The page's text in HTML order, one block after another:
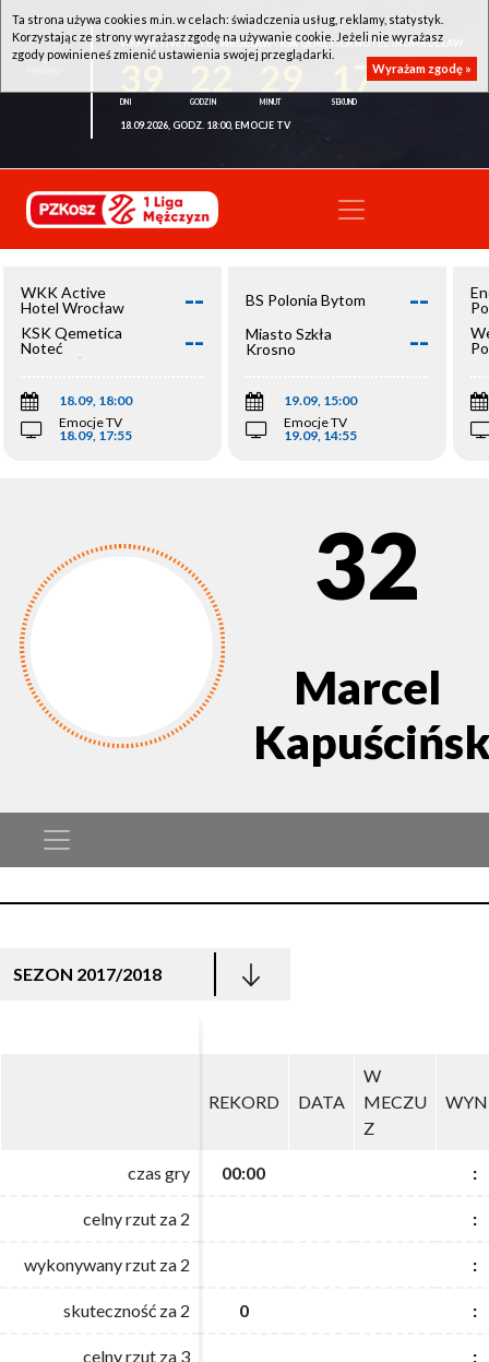
WKK ACTIVE HOTEL WROCŁAW - KSK QEMETICA NOTEĆ INOWROCŁAW
16
18.09.2026, GODZ. 18:00, EMOCJE TV
WKK Active
Hotel Wrocław
--
KSK Qemetica
Noteć
Inowrocław
--
18.09, 18:00
Emocje TV
18.09, 17:55
BS Polonia Bytom --
Miasto Szkła
Krosno
--
19.09, 15:00
Emocje TV
19.09, 14:55
32
Marcel
SEZON 2017/2018
REKORD DATA
W
MECZU
Z
czas gry 00:00 :
celny rzut za 2 :
wykonywany rzut za 2 :
skuteczność za 2 0 :
celny rzut za 3 :
REKORD DATA
W
MECZU
Z
czas gry 00:00 :
celny rzut za 2 :
wykonywany rzut za 2 :
skuteczność za 2 0 :
celny rzut za 3 :
Ta strona używa cookies m.in. w celach: świadczenia usług, reklamy, statystyk.
Korzystając ze strony wyrażasz zgodę na używanie cookie. Jeżeli nie wyrażasz
zgody powinieneś zmienić ustawienia swojej przeglądarki.
Wyrażam zgodę »